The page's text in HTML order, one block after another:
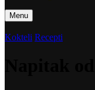
Menu
Kokteli Recepti